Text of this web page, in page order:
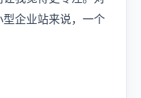
企业站来说，一个